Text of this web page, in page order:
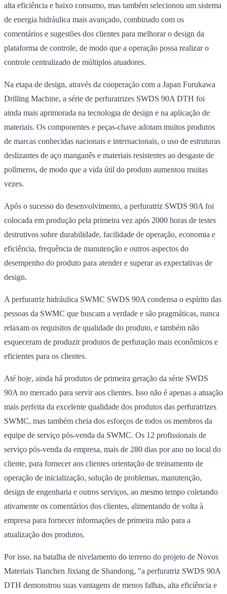
alta eficiência e baixo consumo, mas também selecionou um sistema
de energia hidráulica mais avançado, combinado com os
comentários e sugestões dos clientes para melhorar o design da
plataforma de controle, de modo que a operação possa realizar o
controle centralizado de múltiplos atuadores.
Na etapa de design, através da cooperação com a Japan Furukawa
Drilling Machine, a série de perfuratrizes SWDS 90A DTH foi
ainda mais aprimorada na tecnologia de design e na aplicação de
materiais. Os componentes e peças-chave adotam muitos produtos
de marcas conhecidas nacionais e internacionais, o uso de estruturas
deslizantes de aço manganês e materiais resistentes ao desgaste de
polímeros, de modo que a vida útil do produto aumentou muitas
vezes.
Após o sucesso do desenvolvimento, a perfuratriz SWDS 90A foi
colocada em produção pela primeira vez após 2000 horas de testes
destrutivos sobre durabilidade, facilidade de operação, economia e
eficiência, frequência de manutenção e outros aspectos do
desempenho do produto para atender e superar as expectativas de
design.
A perfuratriz hidráulica SWMC SWDS 90A condensa o espírito das
pessoas da SWMC que buscam a verdade e são pragmáticas, nunca
relaxam os requisitos de qualidade do produto, e também não
esqueceram de produzir produtos de perfuração mais econômicos e
eficientes para os clientes.
Até hoje, ainda há produtos de primeira geração da série SWDS
90A no mercado para servir aos clientes. Isso não é apenas a atuação
mais perfeita da excelente qualidade dos produtos das perfuratrizes
SWMC, mas também cheia dos esforços de todos os membros da
equipe de serviço pós-venda da SWMC. Os 12 profissionais de
serviço pós-venda da empresa, mais de 280 dias por ano no local do
cliente, para fornecer aos clientes orientação de treinamento de
operação de inicialização, solução de problemas, manutenção,
design de engenharia e outros serviços, ao mesmo tempo coletando
ativamente os comentários dos clientes, alimentando de volta à
empresa para fornecer informações de primeira mão para a
atualização dos produtos.
Por isso, na batalha de nivelamento do terreno do projeto de Novos
Materiais Tianchen Jixiang de Shandong, "a perfuratriz SWDS 90A
DTH demonstrou suas vantagens de menos falhas, alta eficiência e